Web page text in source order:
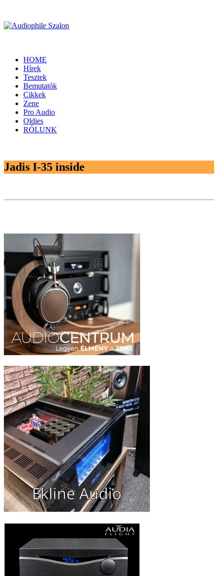
HOME
Hírek
Tesztek
Bemutatók
Cikkek
Zene
Pro Audio
Oldies
RÓLUNK
Jadis I-35 inside